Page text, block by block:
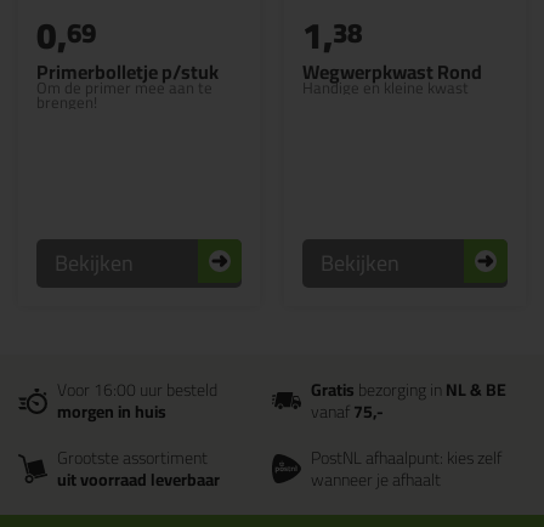
Primerbolletje p/stuk
Om de primer mee aan te
brengen!
0,69
Bekijken
Wegwerpkwast Rond
Handige en kleine kwast
1,38
Bekijken
Voor 16:00 uur besteld
morgen in huis
Gratisbezorging inNL & BE
vanaf75,-
Grootste assortiment
uit voorraad leverbaar
PostNL afhaalpunt: kies zelf
wanneer je afhaalt